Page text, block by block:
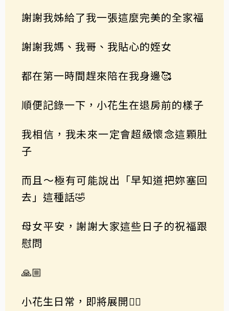
謝謝我姊給了我一張這麼完美的全家福
謝謝我媽、我哥、我貼心的姪女
都在第一時間趕來陪在我身邊🥰
順便記錄一下，小花生在退房前的樣子
我相信，我未來一定會超級懷念這顆肚
子
而且～極有可能說出「早知道把妳塞回
去」這種話🤣
母女平安，謝謝大家這些日子的祝福跟
慰問
🙏🏼
小花生日常，即將展開✌🏼